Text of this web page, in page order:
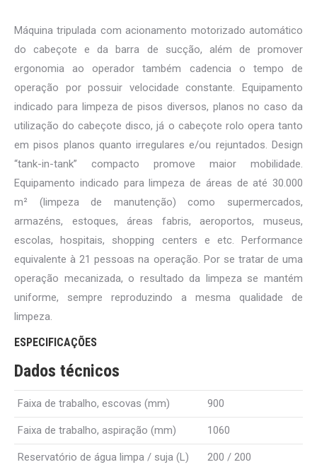
Máquina tripulada com acionamento motorizado automático
do cabeçote e da barra de sucção, além de promover
ergonomia ao operador também cadencia o tempo de
operação por possuir velocidade constante. Equipamento
indicado para limpeza de pisos diversos, planos no caso da
utilização do cabeçote disco, já o cabeçote rolo opera tanto
em pisos planos quanto irregulares e/ou rejuntados. Design
“tank-in-tank” compacto promove maior mobilidade.
Equipamento indicado para limpeza de áreas de até 30.000
m² (limpeza de manutenção) como supermercados,
armazéns, estoques, áreas fabris, aeroportos, museus,
escolas, hospitais, shopping centers e etc. Performance
equivalente à 21 pessoas na operação. Por se tratar de uma
operação mecanizada, o resultado da limpeza se mantém
uniforme, sempre reproduzindo a mesma qualidade de
limpeza.
ESPECIFICAÇÕES
Dados técnicos
Faixa de trabalho, escovas (mm) 900
Faixa de trabalho, aspiração (mm) 1060
Reservatório de água limpa / suja (L) 200 / 200